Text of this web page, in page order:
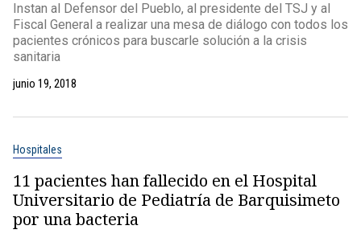
Instan al Defensor del Pueblo, al presidente del TSJ y al
Fiscal General a realizar una mesa de diálogo con todos los
pacientes crónicos para buscarle solución a la crisis
sanitaria
junio 19, 2018
Hospitales
11 pacientes han fallecido en el Hospital
Universitario de Pediatría de Barquisimeto
por una bacteria